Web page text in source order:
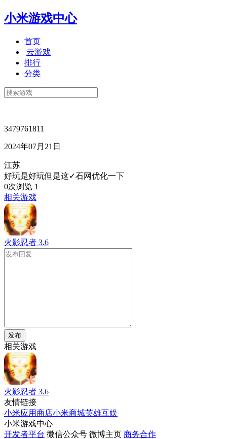
小米游戏中心
首页
云游戏
排行
分类
3479761811
2024年07月21日
江苏
好玩是好玩但是这✓石网优化一下
0次浏览 1
相关游戏
火影忍者 3.6
发布
相关游戏
火影忍者 3.6
友情链接
小米应用商店小米商城英雄互娱
小米游戏中心
开发者平台 微信公众号 微博主页 商务合作